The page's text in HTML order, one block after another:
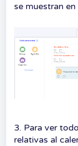
se muestran
3. Para ver
relativas al